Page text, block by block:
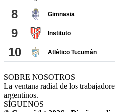
SOBRE NOSOTROS
La ventana radial de los
argentinos.
SÍGUENOS